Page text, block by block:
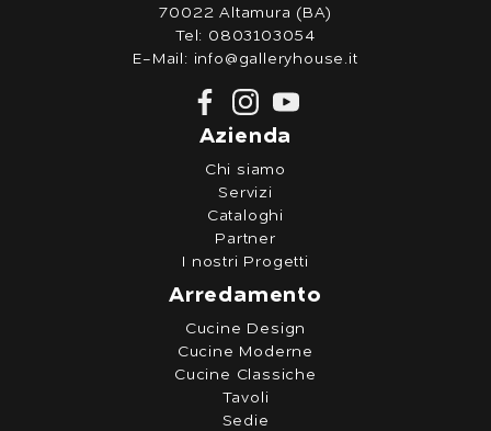
70022 Altamura (BA)
Tel: 0803103054
E-Mail: info@galleryhouse.it
Azienda
Chi siamo
Servizi
Cataloghi
Partner
I nostri Progetti
Arredamento
Cucine Design
Cucine Moderne
Cucine Classiche
Tavoli
Sedie